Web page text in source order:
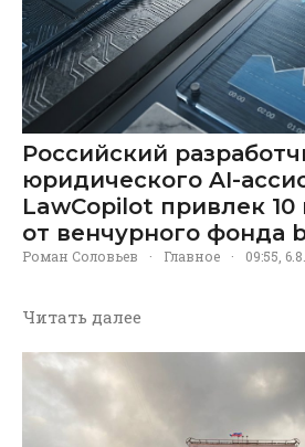
Российский
юридического AI-
LawCopilot привлек
от венчурного фонда
Роман Соловьев · Главное · 09:55,
Читать далее